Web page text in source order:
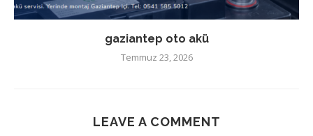
gaziantep oto akü
Temmuz 23, 2026
LEAVE A COMMENT